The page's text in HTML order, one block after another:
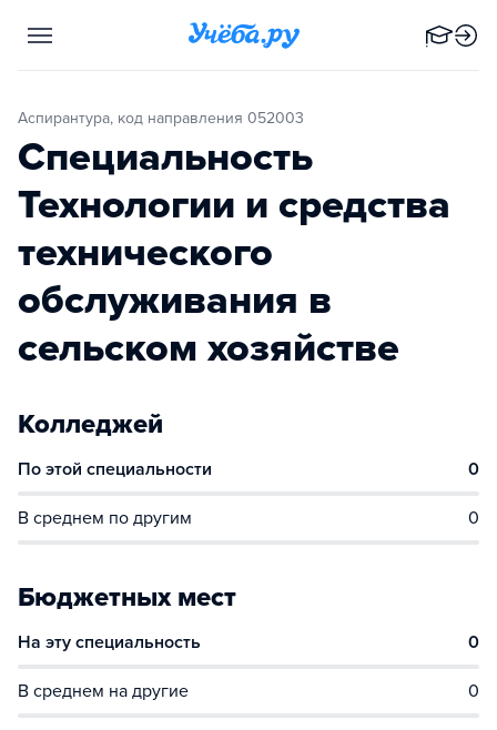
Аспирантура, код направления 052003
Специальность
Технологии и средства
технического
обслуживания в
сельском хозяйстве
Колледжей
По этой специальности 0
В среднем по другим 0
Бюджетных мест
На эту специальность 0
В среднем на другие 0